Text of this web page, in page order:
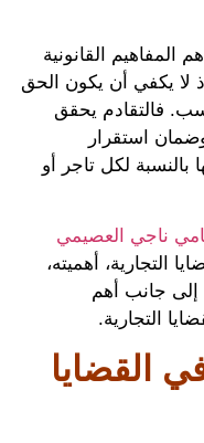
القانونية
أن يكون الحق
يحقق
استقرار
لكل تاجر أو
العصيمي
أهميته،
جانب أهم